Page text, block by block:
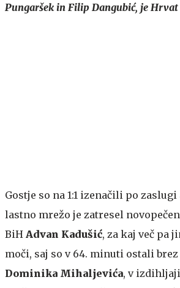
Pungaršek in Filip Dangubić, je
Gostje so na 1:1 izenačili po
lastno mrežo je zatresel
BiH Advan Kadušić, za kaj več pa
moči, saj so v 64. minuti ostali
Dominika Mihaljevića, v